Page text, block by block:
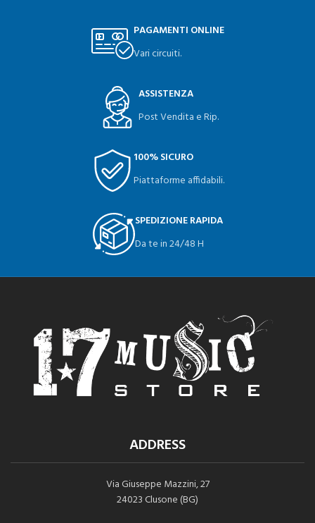
PAGAMENTI ONLINE
Vari circuiti.
ASSISTENZA
Post Vendita e Rip.
100% SICURO
Piattaforme affidabili.
SPEDIZIONE RAPIDA
Da te in 24/48 H
ADDRESS
Via Giuseppe Mazzini, 27
24023 Clusone (BG)